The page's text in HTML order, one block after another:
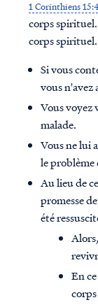
Access all of
through our
conveniently
1 Corinthiens
corps spirituel.
corps spirituel.
Si vous
vous n'avez
Vous voyez
malade.
Vous ne lui
le problème
Au lieu de
promesse
été
En